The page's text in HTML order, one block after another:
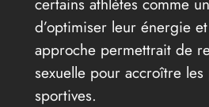
d’optimiser leur énergie
approche permettrait de
sexuelle pour accroître
sportives.